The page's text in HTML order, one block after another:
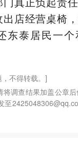
店经营桌椅
东泰居民一
不得转载。]
将调查结果加盖公章
至